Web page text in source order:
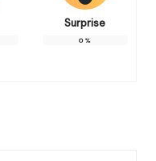
Surprise
0%